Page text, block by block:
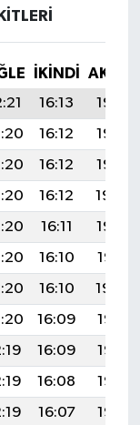
İKINDI
16:13
19:28
16:12
19:26
16:12
19:25
16:12
19:24
16:11
19:23
16:10
19:21
16:10
19:20
16:09
19:19
16:09
19:17
16:08
19:16
16:07
19:15